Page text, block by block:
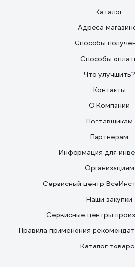
Каталог
Адреса
Способы
Способы
Что улучшить?
Контакты
О Компании
Поставщикам
Партнерам
Информация для
Организациям
Сервисный центр
Наши закупки
Сервисные центры
Правила применения
Каталог